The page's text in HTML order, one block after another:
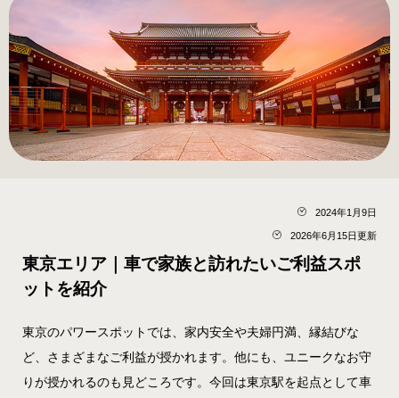
2024年1月9日
2026年6月15日更新
東京エリア｜車で家族と訪れたいご利益スポ
ットを紹介
東京のパワースポットでは、家内安全や夫婦円満、縁結びな
ど、さまざまなご利益が授かれます。他にも、ユニークなお守
りが授かれるのも見どころです。今回は東京駅を起点として車